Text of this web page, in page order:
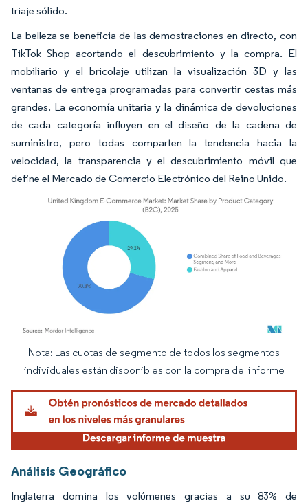
triaje sólido.
La belleza se beneficia de las demostraciones en directo, con
TikTok Shop acortando el descubrimiento y la compra. El
mobiliario y el bricolaje utilizan la visualización 3D y las
ventanas de entrega programadas para convertir cestas más
grandes. La economía unitaria y la dinámica de devoluciones
de cada categoría influyen en el diseño de la cadena de
suministro, pero todas comparten la tendencia hacia la
velocidad, la transparencia y el descubrimiento móvil que
define el Mercado de Comercio Electrónico del Reino Unido.
Imagen © Mordor Intelligence. El uso requiere atribución según CC BY 4.0.
Nota: Las cuotas de segmento de todos los segmentos
individuales están disponibles con la compra del informe
Análisis Geográfico
Inglaterra domina los volúmenes gracias a su 83% de